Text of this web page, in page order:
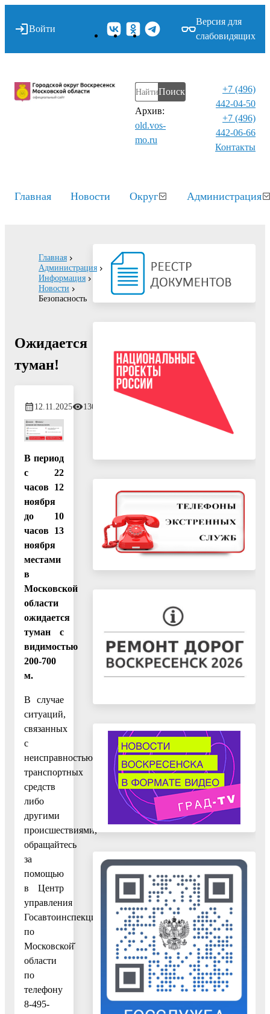
Войти
Версия для
слабовидящих
Поиск
Архив:
old.vos-
mo.ru
+7 (496)
442-04-50
+7 (496)
442-06-66
Контакты⁠
Главная Новости Округ Администрация
Главная
Администрация
Информация
Новости
Безопасность
Ожидается
туман!
12.11.2025 130
В период
с 22
часов 12
ноября
до 10
часов 13
ноября
местами
в
Московской
области
ожидается
туман с
видимостью
200-700
м.
В случае
ситуаций,
связанных
с
неисправностью
транспортных
средств
либо
другими
происшествиями,
обращайтесь
за
помощью
в Центр
управления
Госавтоинспекции
по
Московской̆
области
по
телефону
8-495-